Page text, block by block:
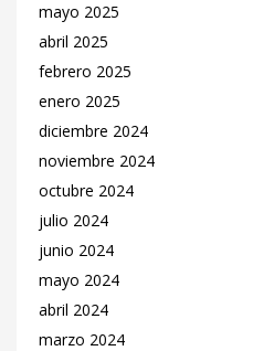
mayo 2025
abril 2025
febrero 2025
enero 2025
diciembre 2024
noviembre 2024
octubre 2024
julio 2024
junio 2024
mayo 2024
abril 2024
marzo 2024